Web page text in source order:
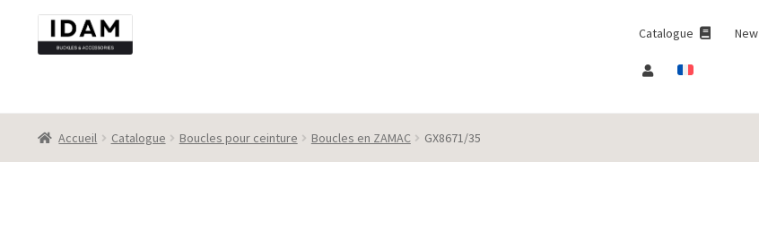
Aller
à
Aller
au
Catalogue New
Accueil Catalogue Boucles pour ceinture Boucles en ZAMAC GX8671/35